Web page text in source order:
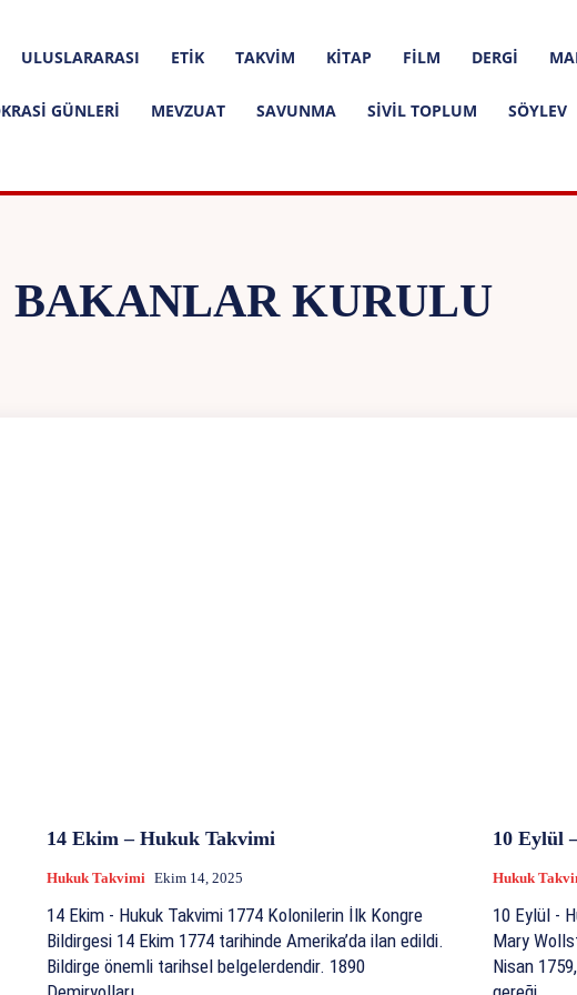
ULUSLARARASI ETIK TAKVIM KITAP FILM DERGI
GÜNLERI MEVZUAT SAVUNMA SIVIL TOPLUM SÖYLEV
BAKANLAR KURULU
14 Ekim – Hukuk Takvimi
Hukuk Takvimi Ekim 14, 2025
14 Ekim - Hukuk Takvimi 1774 Kolonilerin İlk Kongre
Bildirgesi 14 Ekim 1774 tarihinde Amerika’da ilan edildi.
Bildirge önemli tarihsel belgelerdendir. 1890
10 Eylül
Hukuk
10 Eylül - Hukuk Takvimi
Mary
Nisan